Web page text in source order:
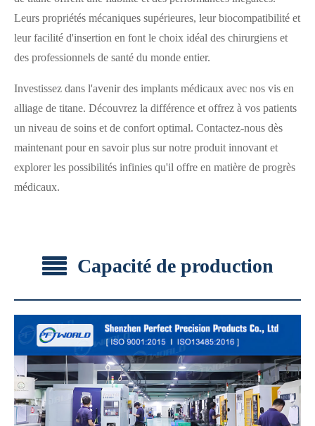
Leurs propriétés mécaniques supérieures, leur biocompatibilité et
leur facilité d'insertion en font le choix idéal des chirurgiens et
des professionnels de santé du monde entier.
Investissez dans l'avenir des implants médicaux avec nos vis en
alliage de titane. Découvrez la différence et offrez à vos patients
un niveau de soins et de confort optimal. Contactez-nous dès
maintenant pour en savoir plus sur notre produit innovant et
explorer les possibilités infinies qu'il offre en matière de progrès
médicaux.
Capacité de production